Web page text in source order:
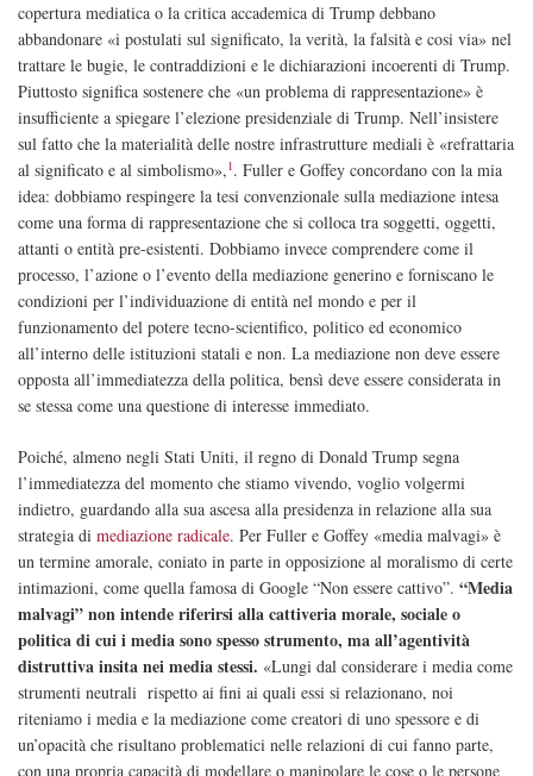
copertura mediatica o la critica accademica di Trump debbano
abbandonare «i postulati sul significato, la verità, la falsità e cosi via» nel
trattare le bugie, le contraddizioni e le dichiarazioni incoerenti di Trump.
Piuttosto significa sostenere che «un problema di rappresentazione» è
insufficiente a spiegare l’elezione presidenziale di Trump. Nell’insistere
sul fatto che la materialità delle nostre infrastrutture mediali è «refrattaria
al significato e al simbolismo»,1. Fuller e Goffey concordano con la mia
idea: dobbiamo respingere la tesi convenzionale sulla mediazione intesa
come una forma di rappresentazione che si colloca tra soggetti, oggetti,
attanti o entità pre-esistenti. Dobbiamo invece comprendere come il
processo, l’azione o l’evento della mediazione generino e forniscano le
condizioni per l’individuazione di entità nel mondo e per il
funzionamento del potere tecno-scientifico, politico ed economico
all’interno delle istituzioni statali e non. La mediazione non deve essere
opposta all’immediatezza della politica, bensì deve essere considerata in
se stessa come una questione di interesse immediato.
Poiché, almeno negli Stati Uniti, il regno di Donald Trump segna
l’immediatezza del momento che stiamo vivendo, voglio volgermi
indietro, guardando alla sua ascesa alla presidenza in relazione alla sua
strategia di mediazione radicale. Per Fuller e Goffey «media malvagi» è
un termine amorale, coniato in parte in opposizione al moralismo di certe
intimazioni, come quella famosa di Google “Non essere cattivo”. “Media
malvagi” non intende riferirsi alla cattiveria morale, sociale o
politica di cui i media sono spesso strumento, ma all’agentività
distruttiva insita nei media stessi. «Lungi dal considerare i media come
strumenti neutrali rispetto ai fini ai quali essi si relazionano, noi
riteniamo i media e la mediazione come creatori di uno spessore e di
un’opacità che risultano problematici nelle relazioni di cui fanno parte,
con una propria capacità di modellare o manipolare le cose o le persone